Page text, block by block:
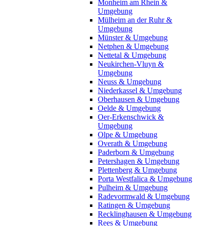
Monheim am Rhein &
Umgebung
Mülheim an der Ruhr &
Umgebung
Münster & Umgebung
Netphen & Umgebung
Nettetal & Umgebung
Neukirchen-Vluyn &
Umgebung
Neuss & Umgebung
Niederkassel & Umgebung
Oberhausen & Umgebung
Oelde & Umgebung
Oer-Erkenschwick &
Umgebung
Olpe & Umgebung
Overath & Umgebung
Paderborn & Umgebung
Petershagen & Umgebung
Plettenberg & Umgebung
Porta Westfalica & Umgebung
Pulheim & Umgebung
Radevormwald & Umgebung
Ratingen & Umgebung
Recklinghausen & Umgebung
Rees & Umgebung